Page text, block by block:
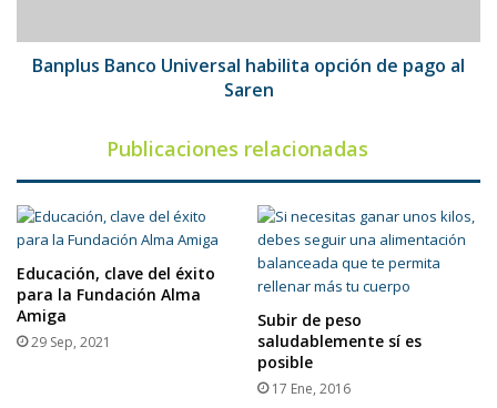
Saren
Banplus Banco Universal habilita opción de pago al
Saren
Publicaciones relacionadas
Educación, clave del éxito
para la Fundación Alma
Amiga
29 Sep, 2021
Subir de peso
saludablemente sí es
posible
17 Ene, 2016